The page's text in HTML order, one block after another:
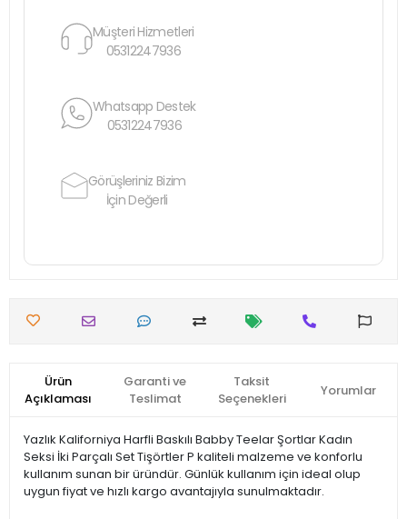
Müşteri Hizmetleri
05312247936
Whatsapp Destek
05312247936
Görüşleriniz Bizim
İçin Değerli
Ürün
Açıklaması
Garanti ve
Teslimat
Taksit
Seçenekleri
Yorumlar
Yazlık Kaliforniya Harfli Baskılı Babby Teelar Şortlar Kadın
Seksi İki Parçalı Set Tişörtler P kaliteli malzeme ve konforlu
kullanım sunan bir üründür. Günlük kullanım için ideal olup
uygun fiyat ve hızlı kargo avantajıyla sunulmaktadır.